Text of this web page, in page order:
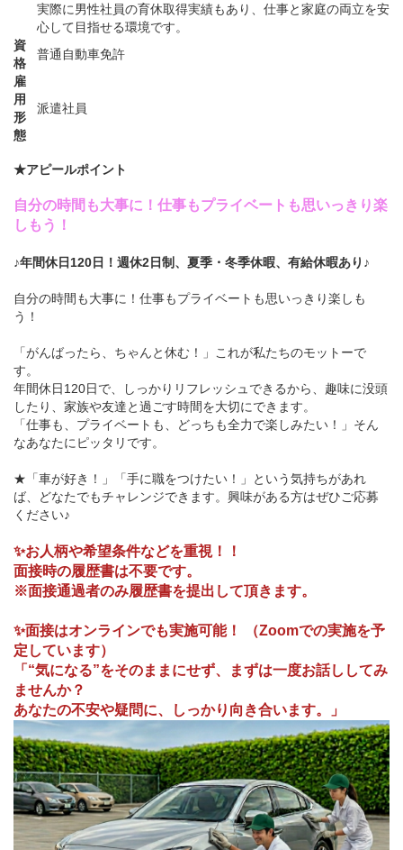
実際に男性社員の育休取得実績もあり、仕事と家庭の両立を安
心して目指せる環境です。
資
格
普通自動車免許
雇
用
形
態
派遣社員
★アピールポイント
自分の時間も大事に！仕事もプライベートも思いっきり楽
しもう！
♪年間休日120日！週休2日制、夏季・冬季休暇、有給休暇あり♪
自分の時間も大事に！仕事もプライベートも思いっきり楽しも
う！
「がんばったら、ちゃんと休む！」これが私たちのモットーで
す。
年間休日120日で、しっかりリフレッシュできるから、趣味に没頭
したり、家族や友達と過ごす時間を大切にできます。
「仕事も、プライベートも、どっちも全力で楽しみたい！」そん
なあなたにピッタリです。
★「車が好き！」「手に職をつけたい！」という気持ちがあれ
ば、どなたでもチャレンジできます。興味がある方はぜひご応募
ください♪
✨お人柄や希望条件などを重視！！
面接時の履歴書は不要です。
※面接通過者のみ履歴書を提出して頂きます。
✨面接はオンラインでも実施可能！ （Zoomでの実施を予
定しています）
「“気になる”をそのままにせず、まずは一度お話ししてみ
ませんか？
あなたの不安や疑問に、しっかり向き合います。」